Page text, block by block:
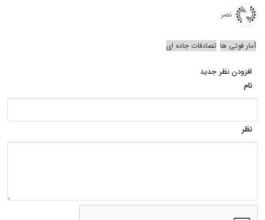
نصر
آمار فوتی ها تصادفات جاده ای
افزودن نظر جدید
نام
نظر